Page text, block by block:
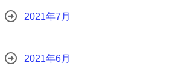
2021年7月
2021年6月